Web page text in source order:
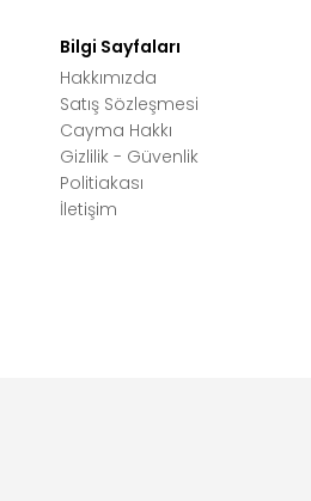
Bilgi Sayfaları
Hakkımızda
Satış Sözleşmesi
Cayma Hakkı
Gizlilik - Güvenlik
Politiakası
İletişim